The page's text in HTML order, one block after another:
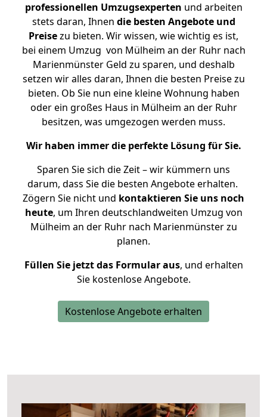
professionellen Umzugsexperten und arbeiten
stets daran, Ihnen die besten Angebote und
Preisezu bieten. Wir wissen, wie wichtig es ist,
bei einem Umzug von Mülheim an der Ruhr nach
Marienmünster Geld zu sparen, und deshalb
setzen wir alles daran, Ihnen die besten Preise zu
bieten. Ob Sie nun eine kleine Wohnung haben
oder ein großes Haus in Mülheim an der Ruhr
besitzen, was umgezogen werden muss.
Wir haben immer die perfekte Lösung für Sie.
Sparen Sie sich die Zeit – wir kümmern uns
darum, dass Sie die besten Angebote erhalten.
Zögern Sie nicht und kontaktieren Sie uns noch
heute, um Ihren deutschlandweiten Umzug von
Mülheim an der Ruhr nach Marienmünster zu
planen.
Füllen Sie jetzt das Formular aus, und erhalten
Sie kostenlose Angebote.
Kostenlose Angebote erhalten